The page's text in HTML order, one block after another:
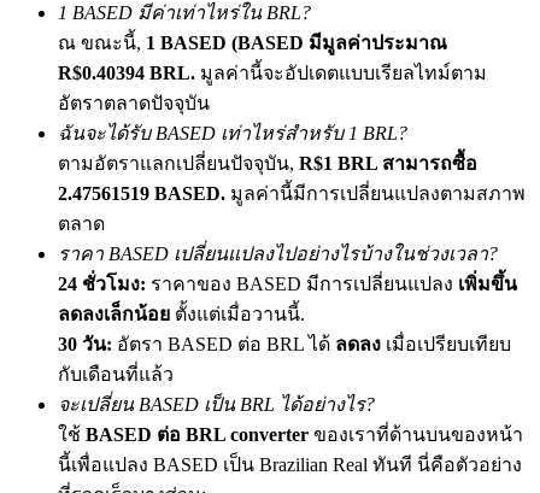
Deposit CASHCAT & Win
Deposit CASHCAT & Win
Share 500000 CASHCAT prize pool
Exclusive for BitMart Users
1 BASED มีค่าเท่าไหร่ใน BRL?
ณ ขณะนี้, 1 BASED (BASED มีมูลค่าประมาณ
R$0.40394 BRL. มูลค่านี้จะอัปเดตแบบเรียลไทม์ตาม
อัตราตลาดปัจจุบัน
ฉันจะได้รับ BASED เท่าไหร่สำหรับ 1 BRL?
ตามอัตราแลกเปลี่ยนปัจจุบัน, R$1 BRL สามารถซื้อ
2.47561519 BASED. มูลค่านี้มีการเปลี่ยนแปลงตามสภาพ
ตลาด
ราคา BASED เปลี่ยนแปลงไปอย่างไรบ้างในช่วงเวลา?
24 ชั่วโมง: ราคาของ BASED มีการเปลี่ยนแปลง เพิ่มขึ้น
ลดลงเล็กน้อย ตั้งแต่เมื่อวานนี้.
30 วัน: อัตรา BASED ต่อ BRL ได้ ลดลง เมื่อเปรียบเทียบ
กับเดือนที่แล้ว
จะเปลี่ยน BASED เป็น BRL ได้อย่างไร?
ใช้ BASED ต่อ BRL converter ของเราที่ด้านบนของหน้า
นี้เพื่อแปลง BASED เป็น Brazilian Real ทันที นี่คือตัวอย่าง